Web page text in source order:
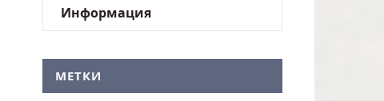
Информация
МЕТКИ